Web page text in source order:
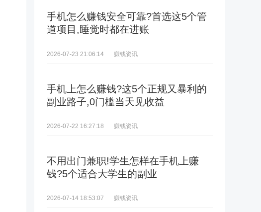
手机怎么赚钱安全可靠?首选这5个管
道项目,睡觉时都在进账
2026-07-23 21:06:14 赚钱资讯
手机上怎么赚钱?这5个正规又暴利的
副业路子,0门槛当天见收益
2026-07-22 16:27:18 赚钱资讯
不用出门兼职!学生怎样在手机上赚
钱?5个适合大学生的副业
2026-07-14 18:53:07 赚钱资讯